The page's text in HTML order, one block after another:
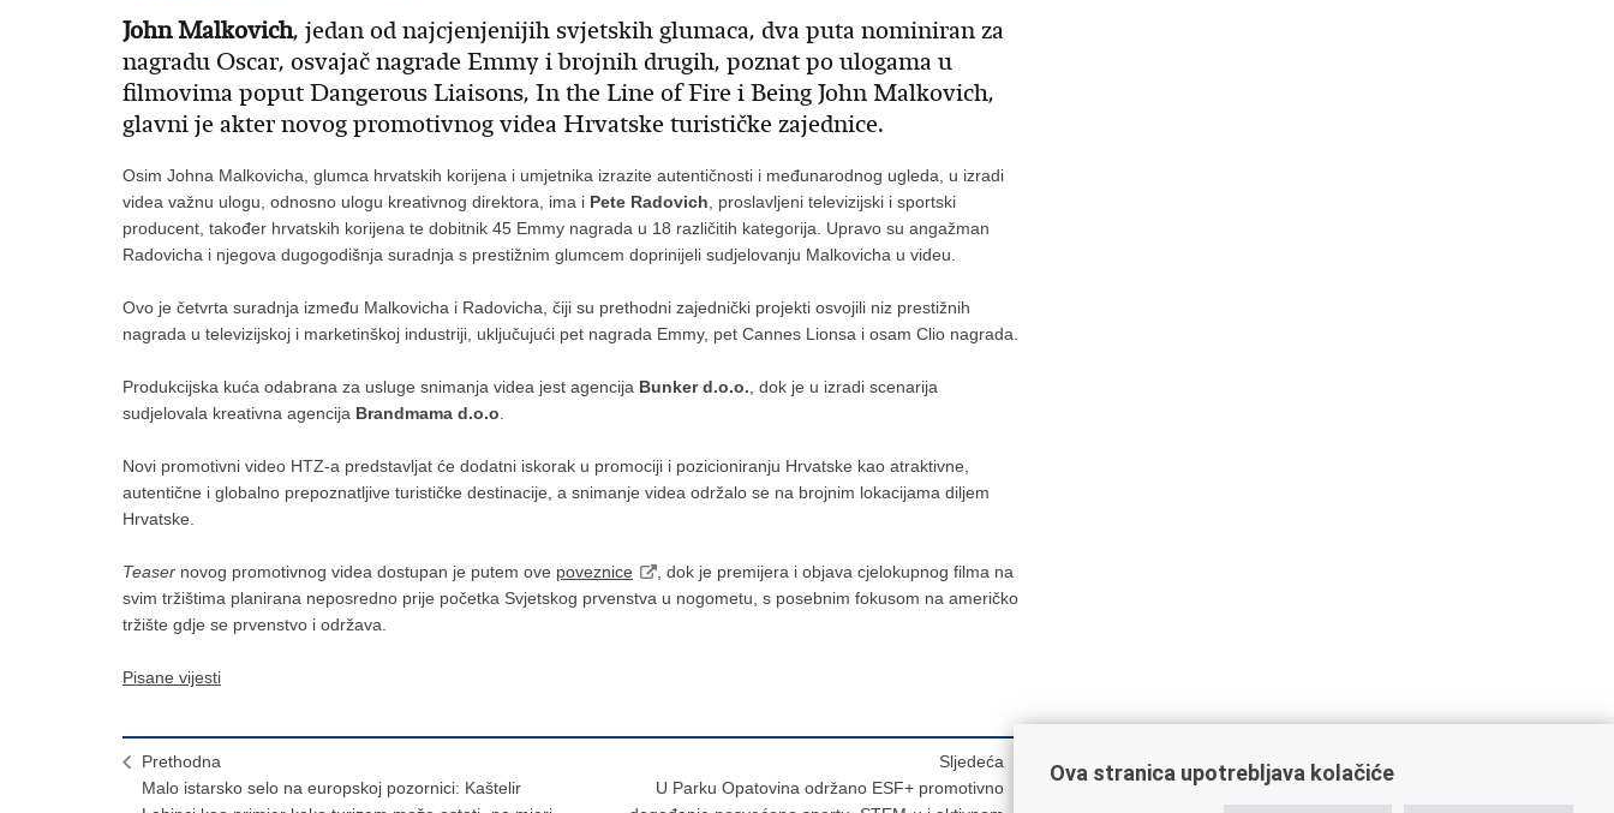
John Malkovich, jedan od najcjenjenijih svjetskih glumaca, dva puta nominiran za
nagradu Oscar, osvajač nagrade Emmy i brojnih drugih, poznat po ulogama u
filmovima poput Dangerous Liaisons, In the Line of Fire i Being John Malkovich,
glavni je akter novog promotivnog videa Hrvatske turističke zajednice.
Osim Johna Malkovicha, glumca hrvatskih korijena i umjetnika izrazite autentičnosti i međunarodnog ugleda, u izradi
videa važnu ulogu, odnosno ulogu kreativnog direktora, ima i Pete Radovich , proslavljeni televizijski i sportski
producent, također hrvatskih korijena te dobitnik 45 Emmy nagrada u 18 različitih kategorija. Upravo su angažman
Radovicha i njegova dugogodišnja suradnja s prestižnim glumcem doprinijeli sudjelovanju Malkovicha u videu.
Ovo je četvrta suradnja između Malkovicha i Radovicha, čiji su prethodni zajednički projekti osvojili niz prestižnih
nagrada u televizijskoj i marketinškoj industriji, uključujući pet nagrada Emmy, pet Cannes Lionsa i osam Clio nagrada.
Produkcijska kuća odabrana za usluge snimanja videa jest agencija Bunker d.o.o. , dok je u izradi scenarija
sudjelovala kreativna agencija Brandmama d.o.o
Novi promotivni video HTZ-a predstavljat će dodatni iskorak u promociji i pozicioniranju Hrvatske kao atraktivne,
autentične i globalno prepoznatljive turističke destinacije, a snimanje videa održalo se na brojnim lokacijama diljem
Hrvatske.
Teaser novog promotivnog videa dostupan je putem ove poveznice
, dok je premijera i objava cjelokupnog filma na
svim tržištima planirana neposredno prije početka Svjetskog prvenstva u nogometu, s posebnim fokusom na američko
tržište gdje se prvenstvo i održava.
Pisane vijesti
Prethodna
Malo istarsko selo na europskoj pozornici: Kaštelir
Sljedeća
U Parku Opatovina održano ESF+ promotivno
Ova stranica upotrebljava kolačiće